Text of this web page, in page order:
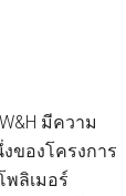
มีความ
ของโครงการ
พลิเมอร์